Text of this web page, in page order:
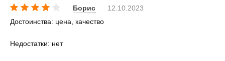
Борис
12.10.2023
Достоинства: цена, качество
Недостатки: нет